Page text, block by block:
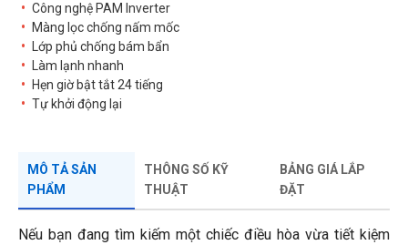
Công nghệ PAM Inverter
Màng lọc chống nấm mốc
Lớp phủ chống bám bẩn
Làm lạnh nhanh
Hẹn giờ bật tắt 24 tiếng
Tự khởi động lại
MÔ TẢ SẢN
PHẨM
THÔNG SỐ KỸ
THUẬT
BẢNG GIÁ LẮP
ĐẶT
Nếu bạn đang tìm kiếm một chiếc điều hòa vừa tiết kiệm